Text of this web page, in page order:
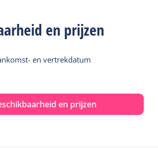
en prijzen
en vertrekdatum
en prijzen